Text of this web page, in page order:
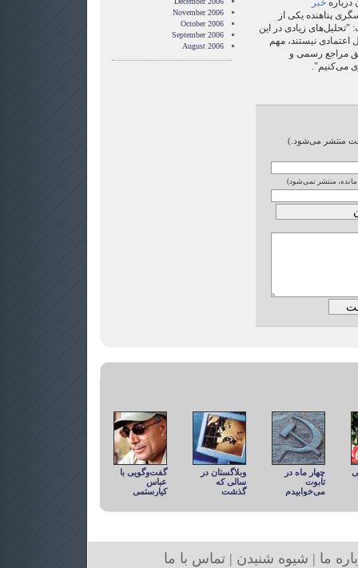
دربارهخبر
پناهنده یكی از
زیادی در این
نیستند، مهم
مراجع رسمی و
می‌‏كنیم".
منتشر می‌شود.)
مانده، منتشر نمی‌شود)
November 2006
October 2006
September 2006
August 2006
چهار ماه در
تابوت
می‌خوابیدم
وبلاگستان در
سالی که
گذشت
گفت‌وگویی با
عباس
کیارستمی
ه ما | شیوه شنیدن |تماس با ما